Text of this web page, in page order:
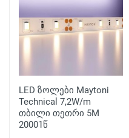
LED ზოლები Maytoni
Technical 7,2W/m
თბილი თეთრი 5M
20001წ